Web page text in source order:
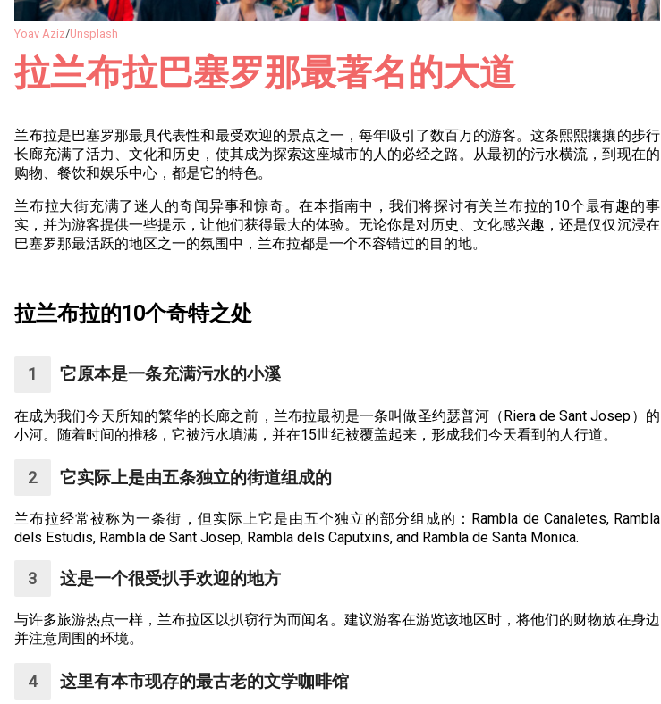
Yoav Aziz/Unsplash
拉兰布拉巴塞罗那最著名的大道
兰布拉是巴塞罗那最具代表性和最受欢迎的景点之一，每年吸引了数百万的游客。这条熙熙攘攘的步行
长廊充满了活力、文化和历史，使其成为探索这座城市的人的必经之路。从最初的污水横流，到现在的
购物、餐饮和娱乐中心，都是它的特色。
兰布拉大街充满了迷人的奇闻异事和惊奇。在本指南中，我们将探讨有关兰布拉的10个最有趣的事
实，并为游客提供一些提示，让他们获得最大的体验。无论你是对历史、文化感兴趣，还是仅仅沉浸在
巴塞罗那最活跃的地区之一的氛围中，兰布拉都是一个不容错过的目的地。
拉兰布拉的10个奇特之处
它原本是一条充满污水的小溪
在成为我们今天所知的繁华的长廊之前，兰布拉最初是一条叫做圣约瑟普河（Riera de Sant Josep）的
小河。随着时间的推移，它被污水填满，并在15世纪被覆盖起来，形成我们今天看到的人行道。
它实际上是由五条独立的街道组成的
兰布拉经常被称为一条街，但实际上它是由五个独立的部分组成的：Rambla de Canaletes, Rambla
dels Estudis, Rambla de Sant Josep, Rambla dels Caputxins, and Rambla de Santa Monica.
这是一个很受扒手欢迎的地方
与许多旅游热点一样，兰布拉区以扒窃行为而闻名。建议游客在游览该地区时，将他们的财物放在身边
并注意周围的环境。
这里有本市现存的最古老的文学咖啡馆